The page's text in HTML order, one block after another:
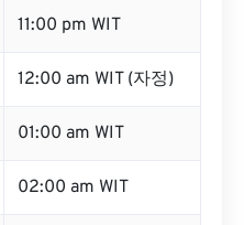
11:00 pm WIT
12:00 am WIT (자정)
01:00 am WIT
02:00 am WIT